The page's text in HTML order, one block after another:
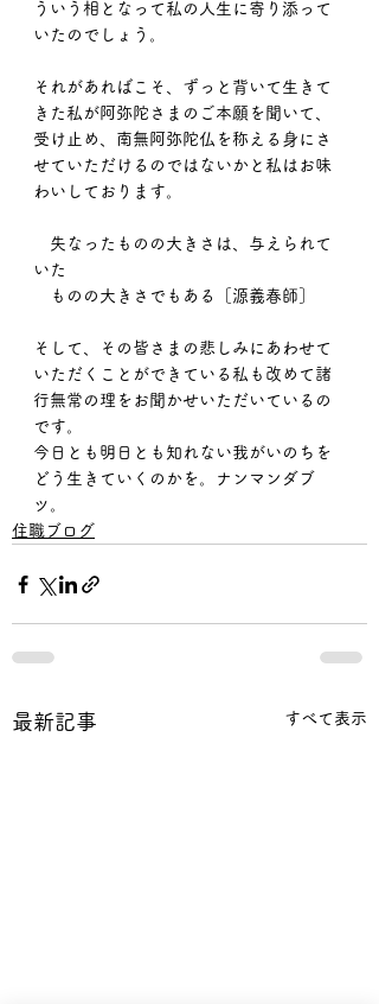
ういう相となって私の人生に寄り添って
いたのでしょう。
それがあればこそ、ずっと背いて生きて
きた私が阿弥陀さまのご本願を聞いて、
受け止め、南無阿弥陀仏を称える身にさ
せていただけるのではないかと私はお味
わいしております。
失なったものの大きさは、与えられて
いた
ものの大きさでもある［源義春師］
そして、その皆さまの悲しみにあわせて
いただくことができている私も改めて諸
行無常の理をお聞かせいただいているの
です。
今日とも明日とも知れない我がいのちを
どう生きていくのかを。ナンマンダブ
ツ。
住職ブログ
最新記事 すべて表示